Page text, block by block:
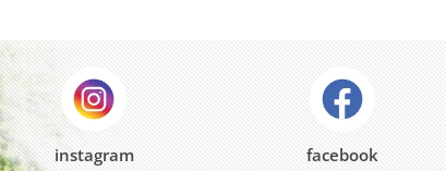
instagram
facebook